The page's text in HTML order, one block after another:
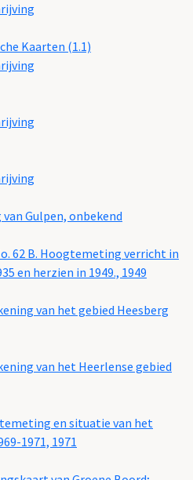
Kaarten (1.1)
Gulpen, onbekend
62 B. Hoogtemeting verricht in
en herzien in 1949., 1949
van het gebied Heesberg
van het Heerlense gebied
en situatie van het
1971, 1971